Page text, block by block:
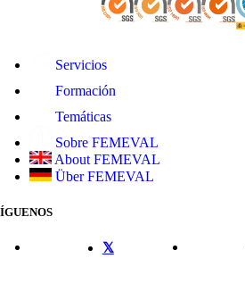
Servicios
Formación
Temáticas
Sobre FEMEVAL
About FEMEVAL
Über FEMEVAL